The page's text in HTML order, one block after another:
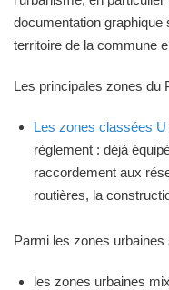
documentation
territoire de la commune
Les principales zones du
Les zones classées U
règlement : déjà
raccordement aux
routières, la
Parmi les zones
les zones urbaines